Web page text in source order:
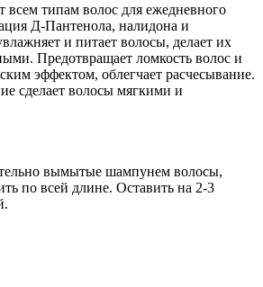
всем типам волос для ежедневного
Д-Пантенола, налидона и
и питает волосы, делает их
Предотвращает ломкость волос и
эффектом, облегчает расчесывание.
сделает волосы мягкими и
вымытые шампунем волосы,
по всей длине. Оставить на 2-3